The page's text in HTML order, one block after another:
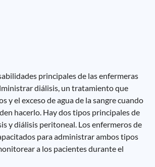
principales de las enfermeras
diálisis, un tratamiento que
y el exceso de agua de la sangre cuando
hacerlo. Hay dos tipos principales de
y diálisis peritoneal. Los enfermeros de
para administrar ambos tipos
a los pacientes durante el